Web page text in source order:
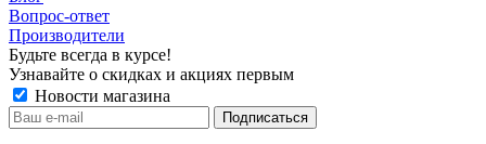
Вопрос-ответ
Производители
Будьте всегда в курсе!
Узнавайте о скидках и акциях первым
Новости магазина